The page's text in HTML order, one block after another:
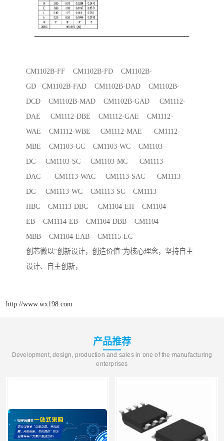
CM1102B-FF CM1102B-FD CM1102B-
GD CM1102B-FAD CM1102B-DAD CM1102B-
DCD CM1102B-MAD CM1102B-GAD CM1112-
DAE CM1112-DBE CM1112-GAE CM1112-
WAE CM1112-WBE CM1112-MAE CM1112-
MBE CM1103-GC CM1103-WC CM1103-
DC CM1103-SC CM1103-MC CM1113-
DAC CM1113-WAC CM1113-SAC CM1113-
DC CM1113-WC CM1113-SC CM1113-
HBC CM1113-DBC CM1104-EH CM1104-
EB CM1114-EB CM1104-DBB CM1104-
MBB CM1104-EAB CM1115-LC
创芯微以“创新设计，创造价值”为核心理念，坚持自主
设计、自主创新，
http://www.wx198.com
产品推荐
Development, design, production and sales in one of the manufacturing
enterprises